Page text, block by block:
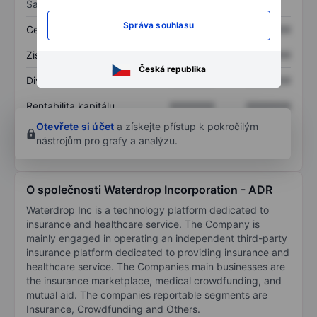
Správa souhlasu
Česká republika
Sazby
Cena/tržby XXXXXXX
Zisk na akcii
Dividenda na akcii
Rentabilita kapitálu XXXXXXX
XXXXXXX
Otevřete si účet a získejte přístup k pokročilým
nástrojům pro grafy a analýzu.
O společnosti Waterdrop Incorporation - ADR
Waterdrop Inc is a technology platform dedicated to
insurance and healthcare service. The Company is
mainly engaged in operating an independent third-party
insurance platform dedicated to providing insurance and
healthcare service. The Companies main businesses are
the insurance marketplace, medical crowdfunding, and
mutual aid. The companies reportable segments are
Insurance, Crowdfunding and Others.